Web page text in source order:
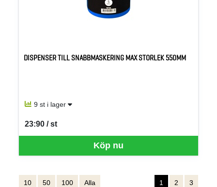
DISPENSER TILL SNABBMASKERING MAX STORLEK 550MM
9 st i lager
Köp nu
23:90 / st
SEK per ST
10 50 100 Alla 1 2 3